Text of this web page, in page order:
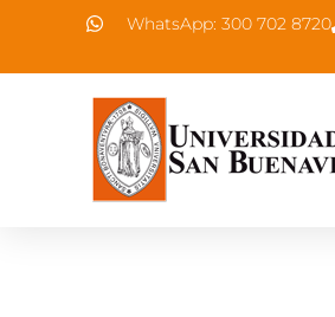
WhatsApp: 300 702 8720